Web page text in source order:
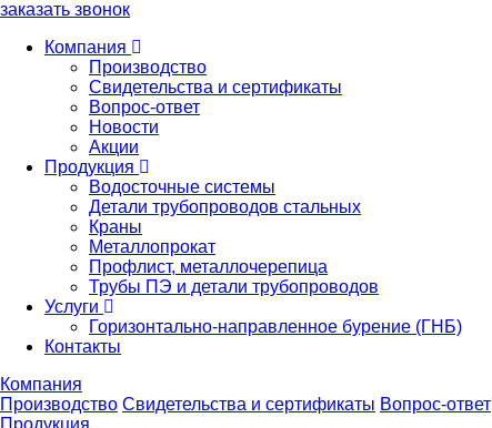
заказать звонок
Компания
Производство
Свидетельства и сертификаты
Вопрос-ответ
Новости
Акции
Продукция
Водосточные системы
Детали трубопроводов стальных
Краны
Металлопрокат
Профлист, металлочерепица
Трубы ПЭ и детали трубопроводов
Услуги
Горизонтально-направленное бурение (ГНБ)
Контакты
Компания
Производство Свидетельства и сертификаты Вопрос-ответ
Продукция